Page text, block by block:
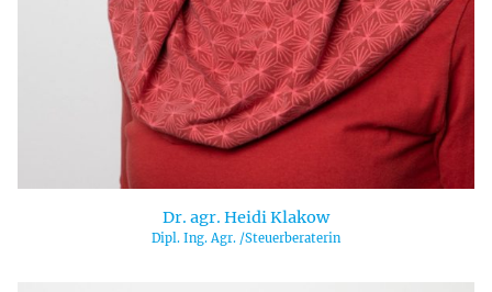
Dr. agr. Heidi Klakow
Dipl. Ing. Agr. /Steuerberaterin